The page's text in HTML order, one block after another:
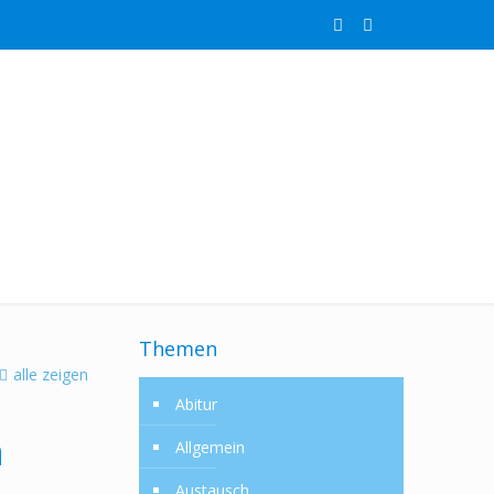
alle zeigen
Themen
Abitur
Allgemein